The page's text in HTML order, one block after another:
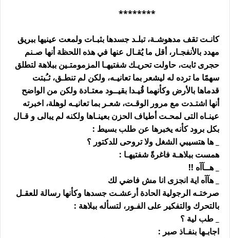
********
كانـت تقف مدهوشـة، تبلـد جسدها بثبـات ولمعت عينيها ببريق
مهدد بالأنفجـار، أقل ما يُقـال عنها في هذه اللحظة أنها صـنم
حجرى ثابت، حاولت تحريـك شفتيهـا المزمومتـين ببلاهة لتطلق
سهمًا ما ترده له ليشعر بما تعانيـه، ولكن لم تنطـق، ثـُبتت
قدماها بالأرض وكأنهما قُيـدا بقيــود معتـادة ولكن من الواضح
أنها اشتـدت مع مرور الوقـت، شعـر بما تعانيـه لوهلة، اخبرته
عينـاه التى لمحـت أطياف الحزن بعينـاها ولكنه لم يبالى و قـال
بكل برود كأنه يخبرها عن طلب بسيط :
_ ها هتسيبي الشغل ولا تروحى للدكتور ؟
همست ببلاهـة فاغرةً شفتيهـا :
_ هــآآه !!
_ هآآه اية انجزى انا مش فاضي لك
صرختـه الرجولية الحادة أرعشـت جسدها وكأنها رسالة للعقـل
بالتحرك والتفكير على الفـور، لتسأله ببلاهة :
_ طب لية ؟
اجابـها بنفـاذ صبر :